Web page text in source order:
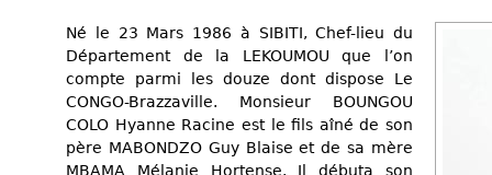
Né le 23 Mars 1986 à SIBITI, Chef-lieu du
Département de la LEKOUMOU que l’on
compte parmi les douze dont dispose Le
CONGO-Brazzaville. Monsieur BOUNGOU
COLO Hyanne Racine est le fils aîné de son
père MABONDZO Guy Blaise et de sa mère
MBAMA Mélanie Hortense. Il débuta son